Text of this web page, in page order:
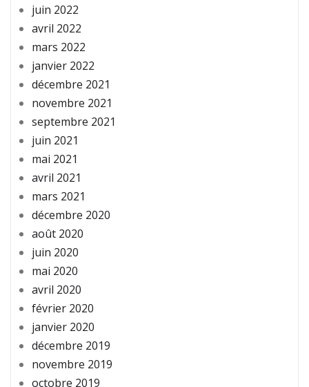
juin 2022
avril 2022
mars 2022
janvier 2022
décembre 2021
novembre 2021
septembre 2021
juin 2021
mai 2021
avril 2021
mars 2021
décembre 2020
août 2020
juin 2020
mai 2020
avril 2020
février 2020
janvier 2020
décembre 2019
novembre 2019
octobre 2019